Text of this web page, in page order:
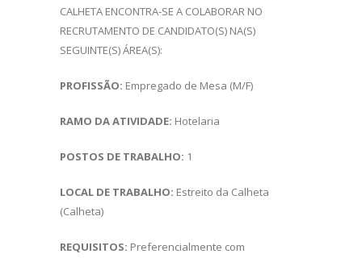
CALHETA ENCONTRA-SE A COLABORAR NO
RECRUTAMENTO DE CANDIDATO(S) NA(S)
SEGUINTE(S) ÁREA(S):
PROFISSÃO: Empregado de Mesa (M/F)
RAMO DA ATIVIDADE: Hotelaria
POSTOS DE TRABALHO: 1
LOCAL DE TRABALHO: Estreito da Calheta
(Calheta)
REQUISITOS: Preferencialmente com